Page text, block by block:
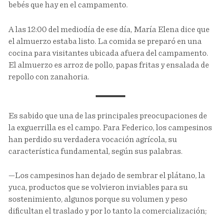
bebés que hay en el campamento.
A las 12:00 del mediodía de ese día, María Elena dice que
el almuerzo estaba listo. La comida se preparó en una
cocina para visitantes ubicada afuera del campamento.
El almuerzo es arroz de pollo, papas fritas y ensalada de
repollo con zanahoria.
Es sabido que una de las principales preocupaciones de
la exguerrilla es el campo. Para Federico, los campesinos
han perdido su verdadera vocación agrícola, su
característica fundamental, según sus palabras.
—Los campesinos han dejado de sembrar el plátano, la
yuca, productos que se volvieron inviables para su
sostenimiento, algunos porque su volumen y peso
dificultan el traslado y por lo tanto la comercialización;